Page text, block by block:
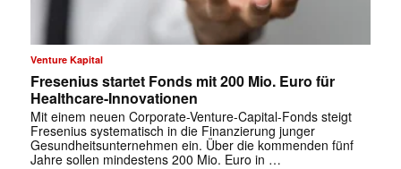
Venture Kapital
Fresenius startet Fonds mit 200 Mio. Euro für
Healthcare-Innovationen
Mit einem neuen Corporate-Venture-Capital-Fonds steigt
Fresenius systematisch in die Finanzierung junger
Gesundheitsunternehmen ein. Über die kommenden fünf
Jahre sollen mindestens 200 Mio. Euro in …